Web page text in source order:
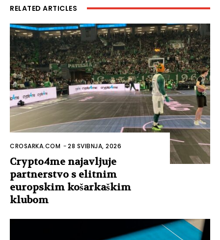
RELATED ARTICLES
CROSARKA.COM -28 SVIBNJA, 2026
Crypto4me najavljuje
partnerstvo s elitnim
europskim košarkaškim
klubom